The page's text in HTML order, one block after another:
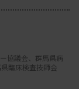
協議会、群馬県病
臨床検査技師会